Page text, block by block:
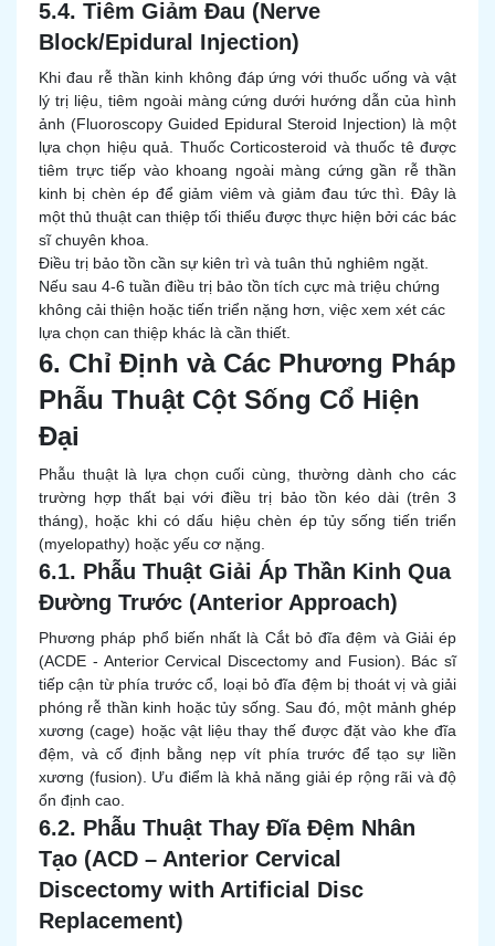
5.4. Tiêm Giảm Đau (Nerve
Block/Epidural Injection)
Khi đau rễ thần kinh không đáp ứng với thuốc uống và vật
lý trị liệu, tiêm ngoài màng cứng dưới hướng dẫn của hình
ảnh (Fluoroscopy Guided Epidural Steroid Injection) là một
lựa chọn hiệu quả. Thuốc Corticosteroid và thuốc tê được
tiêm trực tiếp vào khoang ngoài màng cứng gần rễ thần
kinh bị chèn ép để giảm viêm và giảm đau tức thì. Đây là
một thủ thuật can thiệp tối thiểu được thực hiện bởi các bác
sĩ chuyên khoa.
Điều trị bảo tồn cần sự kiên trì và tuân thủ nghiêm ngặt.
Nếu sau 4-6 tuần điều trị bảo tồn tích cực mà triệu chứng
không cải thiện hoặc tiến triển nặng hơn, việc xem xét các
lựa chọn can thiệp khác là cần thiết.
6. Chỉ Định và Các Phương Pháp
Phẫu Thuật Cột Sống Cổ Hiện
Đại
Phẫu thuật là lựa chọn cuối cùng, thường dành cho các
trường hợp thất bại với điều trị bảo tồn kéo dài (trên 3
tháng), hoặc khi có dấu hiệu chèn ép tủy sống tiến triển
(myelopathy) hoặc yếu cơ nặng.
6.1. Phẫu Thuật Giải Áp Thần Kinh Qua
Đường Trước (Anterior Approach)
Phương pháp phổ biến nhất là Cắt bỏ đĩa đệm và Giải ép
(ACDE - Anterior Cervical Discectomy and Fusion). Bác sĩ
tiếp cận từ phía trước cổ, loại bỏ đĩa đệm bị thoát vị và giải
phóng rễ thần kinh hoặc tủy sống. Sau đó, một mảnh ghép
xương (cage) hoặc vật liệu thay thế được đặt vào khe đĩa
đệm, và cố định bằng nẹp vít phía trước để tạo sự liền
xương (fusion). Ưu điểm là khả năng giải ép rộng rãi và độ
ổn định cao.
6.2. Phẫu Thuật Thay Đĩa Đệm Nhân
Tạo (ACD – Anterior Cervical
Discectomy with Artificial Disc
Replacement)